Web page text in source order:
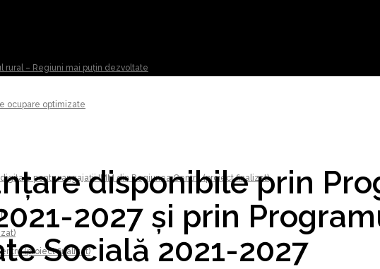
rural – Regiuni mai puțin dezvoltate
ocupare optimizate
pentru angajații IMM din Regiunea Centru (proiect finalizat)
(proiect finalizat)
disponibile prin
2027 şi prin
Socială 2021-2027